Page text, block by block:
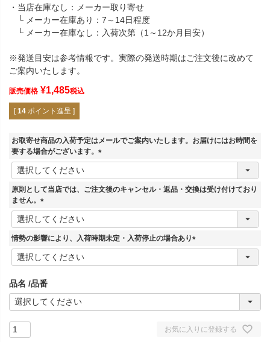
・当店在庫なし：メーカー取り寄せ
└ メーカー在庫あり：7～14日程度
└ メーカー在庫なし：入荷次第（1～12か月目安）
※発送目安は参考情報です。実際の発送時期はご注文後に改めて
ご案内いたします。
販売価格 ¥1,485税込
[ 14 ポイント進呈 ]
お取寄せ商品の入荷予定はメールでご案内いたします。お届けにはお時間を
要する場合がございます。
(
須
原則として当店では、ご注文後のキャンセル・返品・交換は受け付けており
ません。
(
必
須
情勢の影響により、入荷時期未定・入荷停止の場合あり
(
品名 品番
お気に入りに登録する